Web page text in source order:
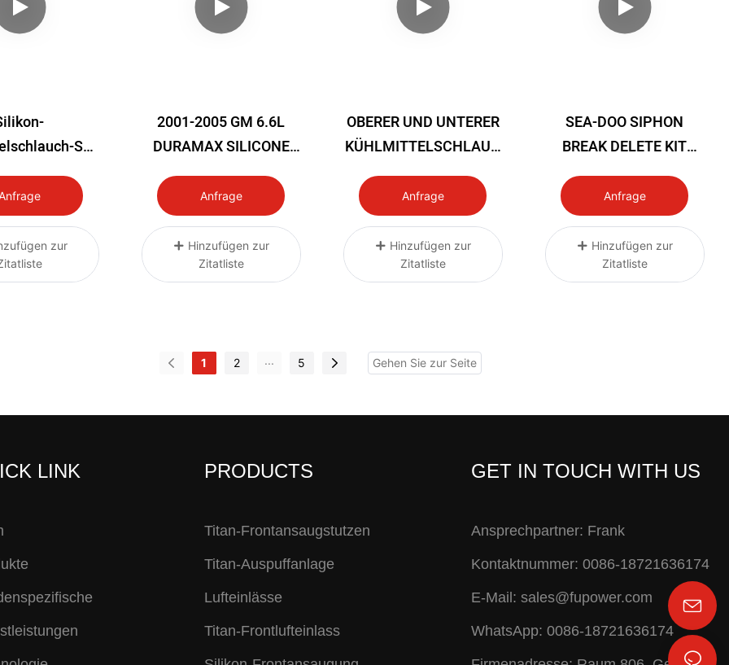
Set
Unten) Für
GM 6.6L
zur
2001-2005 GM 6.6L
DURAMAX SILICONE
UPPER AND LOWER
COOLANT HOSE KIT
YELLOW
Anfrage
Hinzufügen zur
Zitatliste
OBERER UND UNTERER
KÜHLMITTELSCHLAUC
H-KIT AUS SILIKON GM
6,6L DURAMAX
Chevrolet Silverado
GMC Sierra 2500 3500
2001-2005
Anfrage
Hinzufügen zur
Zitatliste
SEA-DOO SIPHON
BREAK DELETE KIT
2023+ RXT GTX ALL
ST3 RS10123-SBD
Anfrage
Hinzufügen zur
Zitatliste
1 2 ... 5
LINK PRODUCTS
Titan-Frontansaugstutzen
Titan-Auspuffanlage
Lufteinlässe
Titan-Frontlufteinlass
GET IN TOUCH WITH US
Ansprechpartner: Frank
Kontaktnummer: 0086-18721636174
E-Mail: sales@fupower.com
WhatsApp: 0086-18721636174